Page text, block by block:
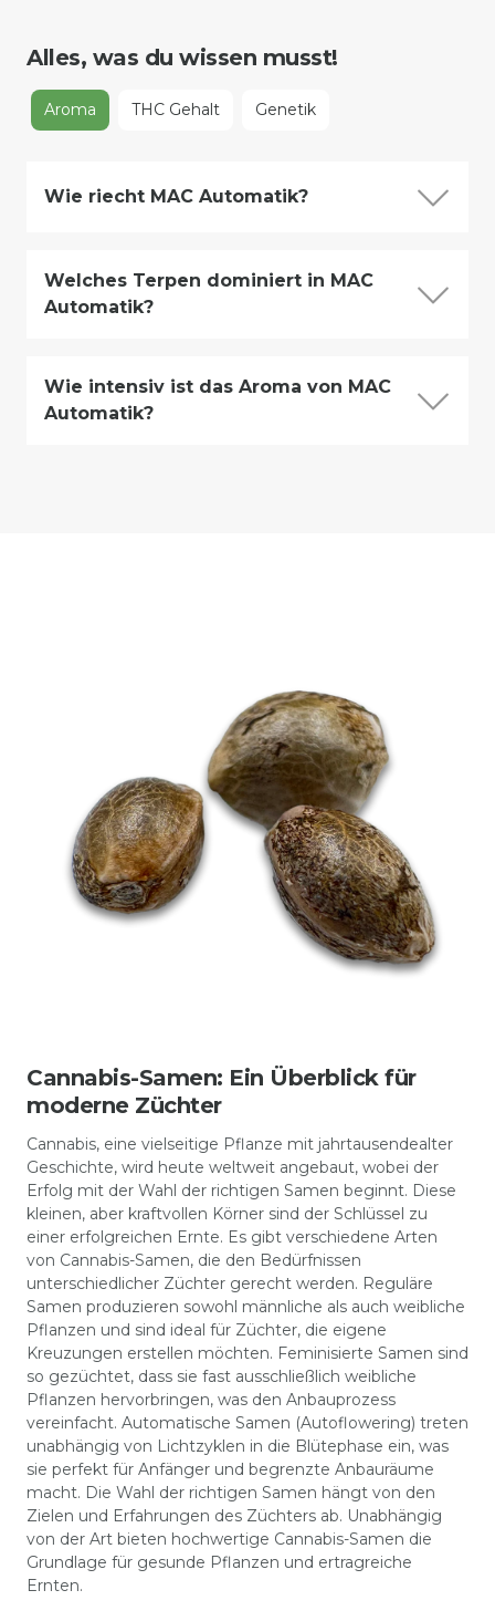
Alles, was du wissen musst!
Aroma THC Gehalt Genetik
Wie riecht MAC Automatik?
Welches Terpen dominiert in MAC
Automatik?
Wie intensiv ist das Aroma von MAC
Automatik?
Cannabis-Samen: Ein Überblick für
moderne Züchter
Cannabis, eine vielseitige Pflanze mit jahrtausendealter
Geschichte, wird heute weltweit angebaut, wobei der
Erfolg mit der Wahl der richtigen Samen beginnt. Diese
kleinen, aber kraftvollen Körner sind der Schlüssel zu
einer erfolgreichen Ernte. Es gibt verschiedene Arten
von Cannabis-Samen, die den Bedürfnissen
unterschiedlicher Züchter gerecht werden. Reguläre
Samen produzieren sowohl männliche als auch weibliche
Pflanzen und sind ideal für Züchter, die eigene
Kreuzungen erstellen möchten. Feminisierte Samen sind
so gezüchtet, dass sie fast ausschließlich weibliche
Pflanzen hervorbringen, was den Anbauprozess
vereinfacht. Automatische Samen (Autoflowering) treten
unabhängig von Lichtzyklen in die Blütephase ein, was
sie perfekt für Anfänger und begrenzte Anbauräume
macht. Die Wahl der richtigen Samen hängt von den
Zielen und Erfahrungen des Züchters ab. Unabhängig
von der Art bieten hochwertige Cannabis-Samen die
Grundlage für gesunde Pflanzen und ertragreiche
Ernten.